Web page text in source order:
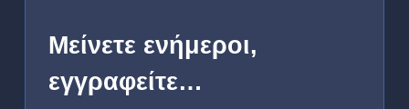
Μείνετε ενήμεροι,
εγγραφείτε…